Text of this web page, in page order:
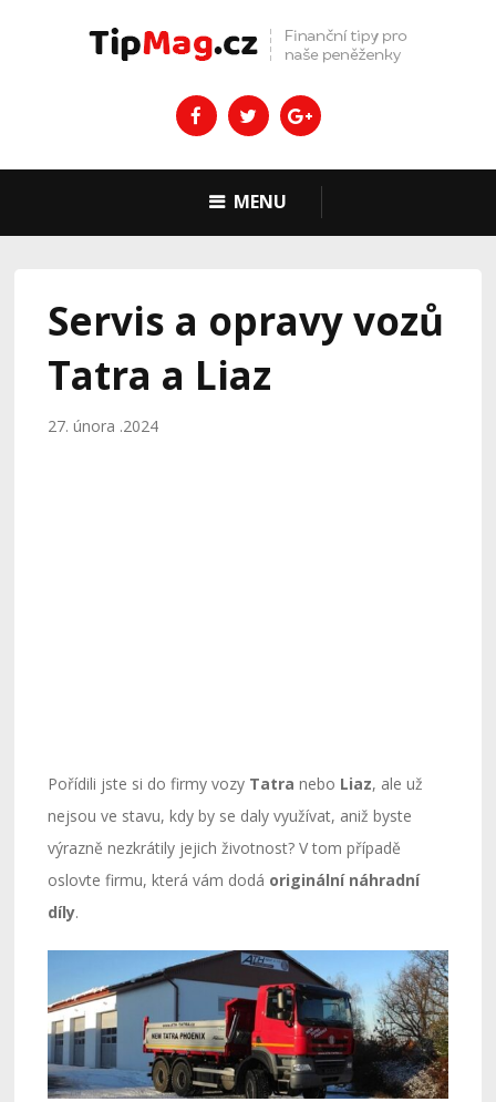
MENU
Servis a opravy vozů
Tatra a Liaz
27. února .2024
Pořídili jste si do firmy vozy Tatra nebo Liaz, ale už
nejsou ve stavu, kdy by se daly využívat, aniž byste
výrazně nezkrátily jejich životnost? V tom případě
oslovte firmu, která vám dodá originální náhradní
díly.